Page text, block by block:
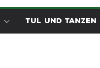
TUL UND TANZEN